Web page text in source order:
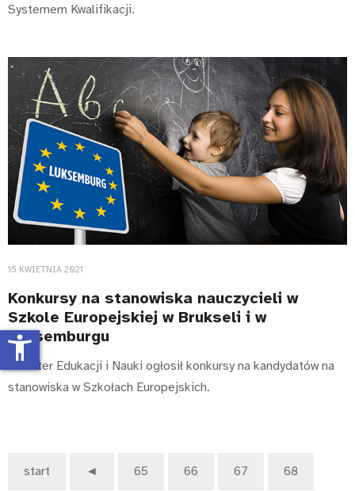
Systemem Kwalifikacji.
15 KWIETNIA 2021
Konkursy na stanowiska nauczycieli w
Szkole Europejskiej w Brukseli i w
Luksemburgu
Minister Edukacji i Nauki ogłosił konkursy na kandydatów na
stanowiska w Szkołach Europejskich.
start ◄ 65 66 67 68
accessibility_new